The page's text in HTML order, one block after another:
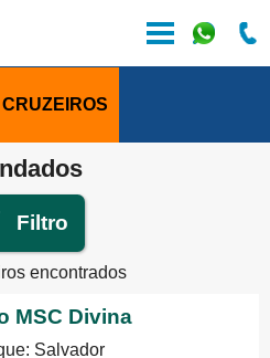
Filtro
encontrados
MSC Divina
Salvador